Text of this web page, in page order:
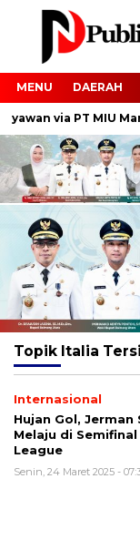
MENU DAERAH
via PT MIU
Topik Italia
Internasional
Hujan Gol,
Melaju di Semifinal
League
Senin, 24 Maret 2025 -